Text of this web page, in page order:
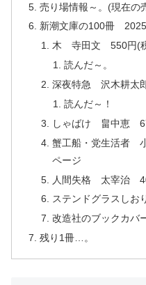
売り場情報～。(現在
新潮文庫の100冊 2025
木 寺田文 550円(
読んだ～。
深夜特急 沢木耕太
読んだ～！
しゃばけ 畠中恵
蟹工船・党生活者
ページ
人間失格 太宰治
ステンドグラスしお
改造社のブックカバ
残り1冊…。